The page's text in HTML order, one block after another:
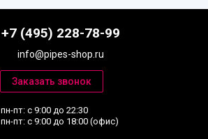
+7 (495) 228-78-99
info@pipes-shop.ru
пн-пт: с 9:00 до 22:30
пн-пт: с 9:00 до 18:00 (офис)